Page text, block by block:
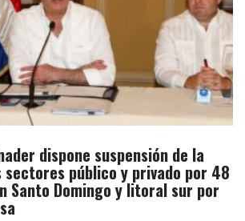
dispone suspensión de la
sectores público y privado por 48
Santo Domingo y litoral sur por